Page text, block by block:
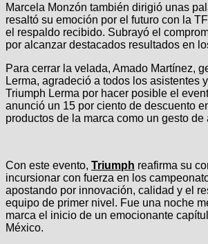
Marcela Monzón también dirigió unas
resaltó su emoción por el futuro con la
el respaldo recibido. Subrayó el
por alcanzar destacados resultados en
Para cerrar la velada, Amado Martínez,
Lerma, agradeció a todos los asistentes
Triumph Lerma por hacer posible el
anunció un 15 por ciento de descuento
productos de la marca como un gesto de
Con este evento, Triumph reafirma su
incursionar con fuerza en los
apostando por innovación, calidad y el
equipo de primer nivel. Fue una noche
marca el inicio de un emocionante
México.